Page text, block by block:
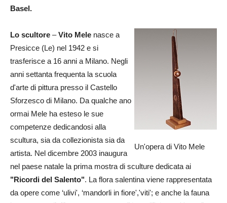
Basel.
Un'opera di Vito Mele
Lo scultore –Vito Mele nasce a
Presicce (Le) nel 1942 e si
trasferisce a 16 anni a Milano. Negli
anni settanta frequenta la scuola
d'arte di pittura presso il Castello
Sforzesco di Milano. Da qualche ano
ormai Mele ha esteso le sue
competenze dedicandosi alla
scultura, sia da collezionista sia da
artista. Nel dicembre 2003 inaugura
nel paese natale la prima mostra di sculture dedicata ai
"Ricordi del Salento". La flora salentina viene rappresentata
da opere come ‘ulivi', ‘mandorli in fiore','viti'; e anche la fauna